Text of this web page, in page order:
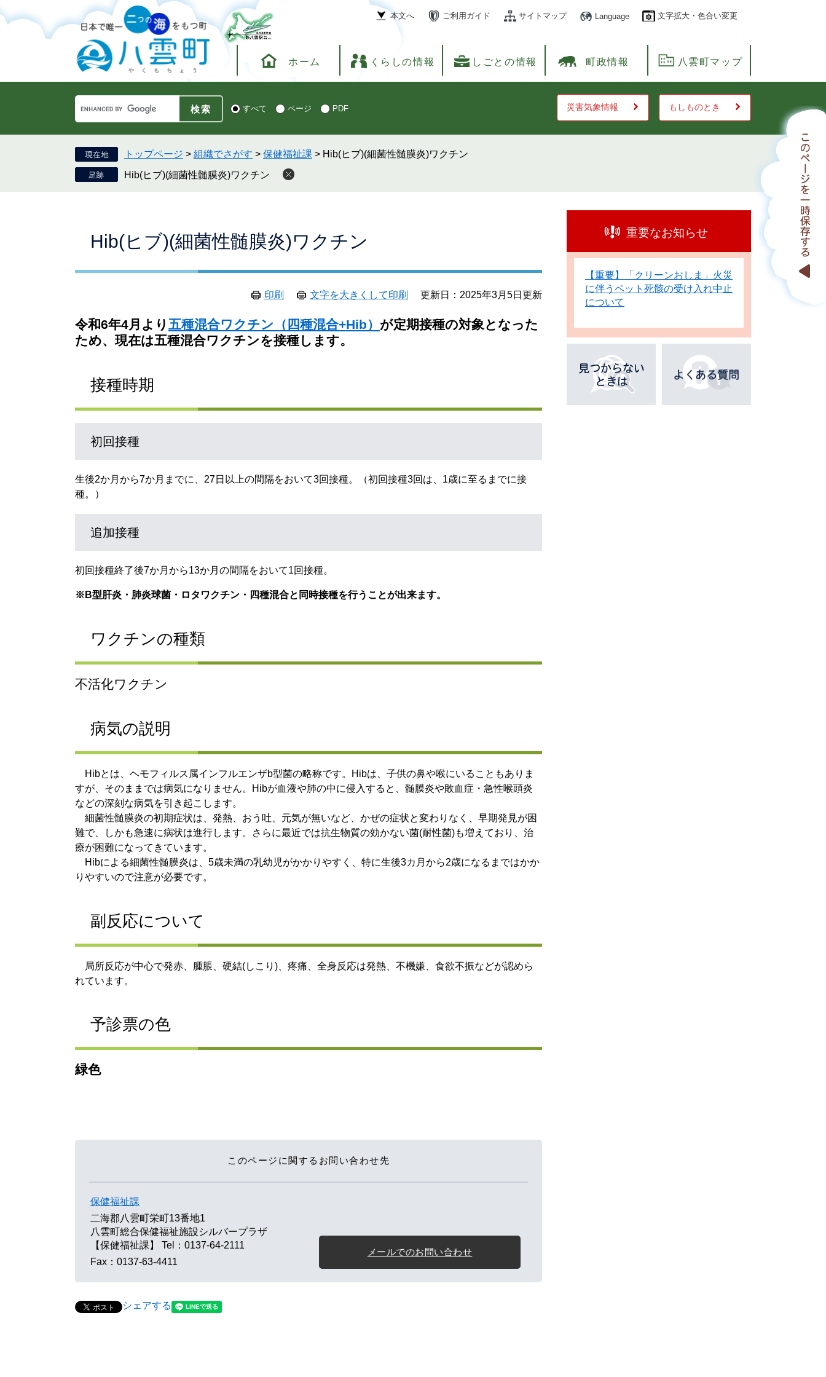
ー
で
ニ
ば
文
本文へ ご利用ガイド サイトマップ Language 文字拡大・色合い変更
ホーム くらしの情報 しごとの情報 町政情報 八雲町マップ
Google
カ
ス
タ
ム
検
検 すべて ページ PDF 災害気象情報 もしものとき
トップページ > 組織でさがす > 保健福祉課 > Hib(ヒブ)(細菌性髄膜炎)ワクチン
Hib(ヒブ)(細菌性髄膜炎)ワクチン
Hib(ヒブ)(細菌性髄膜炎)ワクチン
印刷 文字を大きくして印刷 更新日：2025年3月5日更新
令和6年4月より 五種混合ワクチン（四種混合+Hib） が定期接種の対象となった
ため、現在は五種混合ワクチンを接種します。
接種時期
初回接種
生後2か月から7か月までに、27日以上の間隔をおいて3回接種。（初回接種3回は、1歳に至るまでに接
種。）​
追加接種
初回接種終了後7か月から13か月の間隔をおいて1回接種。
※B型肝炎・肺炎球菌・ロタワクチン・四種混合と同時接種を行うことが出来ます。
ワクチンの種類
不活化ワクチン
病気の説明
Hibとは、ヘモフィルス属インフルエンザb型菌の略称です。Hibは、子供の鼻や喉にいることもありま
すが、そのままでは病気になりません。Hibが血液や肺の中に侵入すると、髄膜炎や敗血症・急性喉頭炎
などの深刻な病気を引き起こします。
細菌性髄膜炎の初期症状は、発熱、おう吐、元気が無いなど、かぜの症状と変わりなく、早期発見が困
難で、しかも急速に病状は進行します。さらに最近では抗生物質の効かない菌(耐性菌)も増えており、治
療が困難になってきています。
Hibによる細菌性髄膜炎は、5歳未満の乳幼児がかかりやすく、特に生後3カ月から2歳になるまではかか
りやすいので注意が必要です。
副反応について
局所反応が中心で発赤、腫脹、硬結(しこり)、疼痛、全身反応は発熱、不機嫌、食欲不振などが認めら
れています。
予診票の色
緑色
このページに関するお問い合わせ先
保健福祉課
二海郡八雲町栄町13番地1
八雲町総合保健福祉施設シルバープラザ
【保健福祉課】
Tel：0137-64-2111
Fax：0137-63-4411
メールでのお問い合わせ
シェアする
重要なお知らせ
【重要】「クリーンおしま」火災
に伴うペット死骸の受け入れ中止
について